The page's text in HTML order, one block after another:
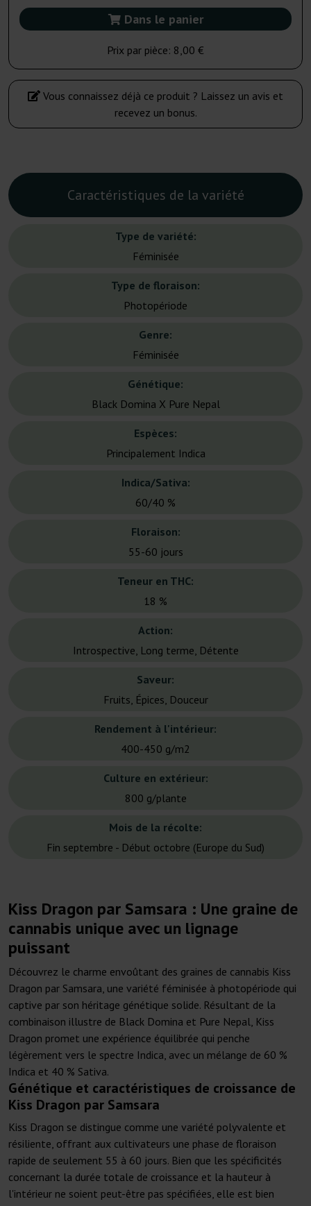
Dans le panier
Prix par pièce: 8,00 €
Vous connaissez déjà ce produit ? Laissez un avis et
recevez un bonus.
Caractéristiques de la variété
Type de variété:
Féminisée
Type de floraison:
Photopériode
Genre:
Féminisée
Génétique:
Black Domina X Pure Nepal
Espèces:
Principalement Indica
Indica/Sativa:
60/40 %
Floraison:
55-60 jours
Teneur en THC:
18 %
Action:
Introspective, Long terme, Détente
Saveur:
Fruits, Épices, Douceur
Rendement à l'intérieur:
400-450 g/m2
Culture en extérieur:
800 g/plante
Mois de la récolte:
Fin septembre - Début octobre (Europe du Sud)
Kiss Dragon par Samsara : Une graine de
cannabis unique avec un lignage
puissant
Découvrez le charme envoûtant des graines de cannabis Kiss
Dragon par Samsara, une variété féminisée à photopériode qui
captive par son héritage génétique solide. Résultant de la
combinaison illustre de Black Domina et Pure Nepal, Kiss
Dragon promet une expérience équilibrée qui penche
légèrement vers le spectre Indica, avec un mélange de 60 %
Indica et 40 % Sativa.
Génétique et caractéristiques de croissance de
Kiss Dragon par Samsara
Kiss Dragon se distingue comme une variété polyvalente et
résiliente, offrant aux cultivateurs une phase de floraison
rapide de seulement 55 à 60 jours. Bien que les spécificités
concernant la durée totale de croissance et la hauteur à
l'intérieur ne soient peut-être pas spécifiées, elle est bien